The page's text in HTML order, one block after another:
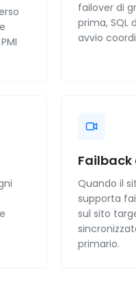
failover di
prima, SQL
avvio
Failback
Quando il
supporta
sul sito
primario.